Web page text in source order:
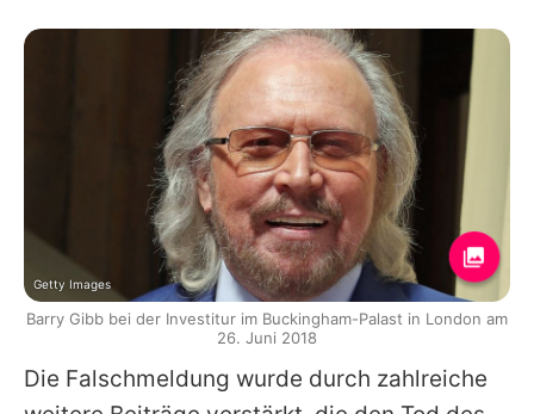
Die Falschmeldung wurde durch zahlreiche
Getty Images
Barry Gibb bei der Investitur im Buckingham-Palast in London am
26. Juni 2018